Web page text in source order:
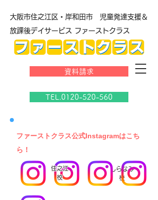
大阪市住之江区・岸和田市 児童発達支援＆
放課後デイサービス ファーストクラス
資料請求
TEL.0120-520-560
​ファーストクラス公式Instagramはこち
ら！
しらなみ
校
住之江
校